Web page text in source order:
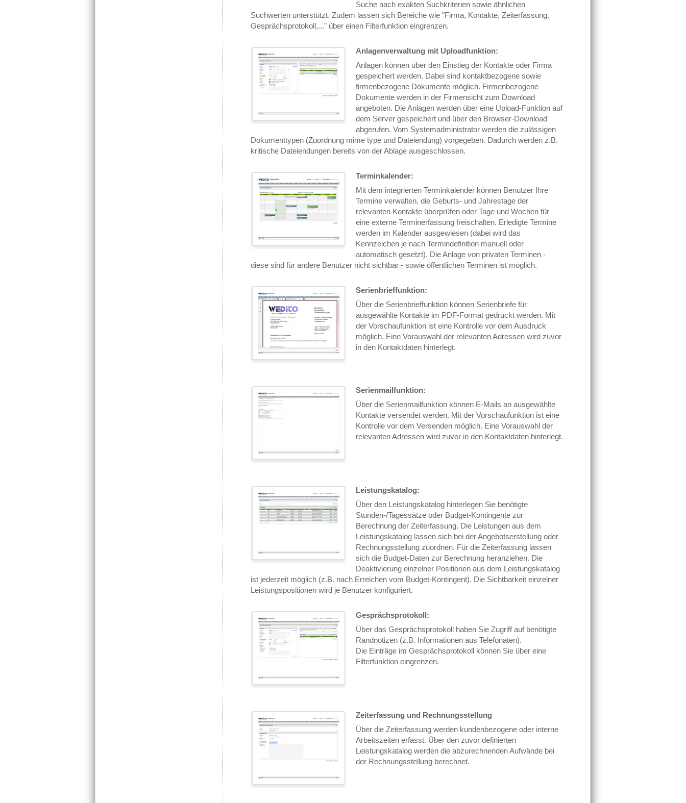
Suche nach exakten Suchkriterien sowie ähnlichen
Suchwerten unterstützt. Zudem lassen sich Bereiche wie "Firma, Kontakte, Zeiterfassung,
Gesprächsprotokoll,..." über einen Filterfunktion eingrenzen.
Anlagenverwaltung mit Uploadfunktion:
Anlagen können über den Einstieg der Kontakte oder Firma
gespeichert werden. Dabei sind kontaktbezogene sowie
firmenbezogene Dokumente möglich. Firmenbezogene
Dokumente werden in der Firmensicht zum Download
angeboten. Die Anlagen werden über eine Upload-Funktion auf
dem Server gespeichert und über den Browser-Download
abgerufen. Vom Systemadministrator werden die zulässigen
Dokumenttypen (Zuordnung mime type und Dateiendung) vorgegeben. Dadurch werden z.B.
kritische Dateiendungen bereits von der Ablage ausgeschlossen.
Terminkalender:
Mit dem integrierten Terminkalender können Benutzer Ihre
Termine verwalten, die Geburts- und Jahrestage der
relevanten Kontakte überprüfen oder Tage und Wochen für
eine externe Terminerfassung freischalten. Erledigte Termine
werden im Kalender ausgewiesen (dabei wird das
Kennzeichen je nach Termindefinition manuell oder
automatisch gesetzt). Die Anlage von privaten Terminen -
diese sind für andere Benutzer nicht sichtbar - sowie öffentlichen Terminen ist möglich.
Serienbrieffunktion:
Über die Serienbrieffunktion können Serienbriefe für
ausgewählte Kontakte im PDF-Format gedruckt werden. Mit
der Vorschaufunktion ist eine Kontrolle vor dem Ausdruck
möglich. Eine Vorauswahl der relevanten Adressen wird zuvor
in den Kontaktdaten hinterlegt.
Serienmailfunktion:
Über die Serienmailfunktion können E-Mails an ausgewählte
Kontakte versendet werden. Mit der Vorschaufunktion ist eine
Kontrolle vor dem Versenden möglich. Eine Vorauswahl der
relevanten Adressen wird zuvor in den Kontaktdaten hinterlegt.
Leistungskatalog:
Über den Leistungskatalog hinterlegen Sie benötigte
Stunden-/Tagessätze oder Budget-Kontingente zur
Berechnung der Zeiterfassung. Die Leistungen aus dem
Leistungskatalog lassen sich bei der Angebotserstellung oder
Rechnungsstellung zuordnen. Für die Zeiterfassung lassen
sich die Budget-Daten zur Berechnung heranziehen. Die
Deaktivierung einzelner Positionen aus dem Leistungskatalog
ist jederzeit möglich (z.B. nach Erreichen vom Budget-Kontingent). Die Sichtbarkeit einzelner
Leistungspositionen wird je Benutzer konfiguriert.
Gesprächsprotokoll:
Über das Gesprächsprotokoll haben Sie Zugriff auf benötigte
Randnotizen (z.B. Informationen aus Telefonaten).
Die Einträge im Gesprächsprotokoll können Sie über eine
Filterfunktion eingrenzen.
Zeiterfassung und Rechnungsstellung
Über die Zeiterfassung werden kundenbezogene oder interne
Arbeitszeiten erfasst. Über den zuvor definierten
Leistungskatalog werden die abzurechnenden Aufwände bei
der Rechnungsstellung berechnet.